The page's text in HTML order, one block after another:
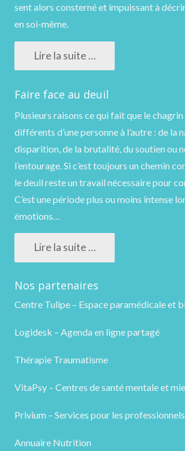
sent alors consterné et impuissant à
en soi-même.
Lire la suite …
Faire face au deuil
Plusieurs raisons ce qui fait que le
différents d’une personne à l’autre : de la
disparition, de la brutalité, du soutien ou
l’entourage. Si c’est toujours un chemin
le deuil reste un travail nécessaire pour
C’est une période plus ou moins intense
émotions…
Lire la suite …
Nos partenaires
Centre Tulipe – Espace paramédicale et
Logidesk – Agenda en ligne partagé
Thérapie Traumatisme
VitaPsy – Centres de santé mentale et
Privium – Services pour les
Annuaire Nutrition